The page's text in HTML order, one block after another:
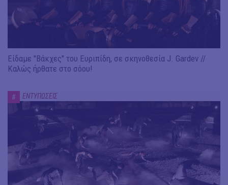
Είδαμε "Βάκχες" του Ευριπίδη, σε σκηνοθεσία J. Gardev //
Καλώς ήρθατε στο σόου!
# ΕΝΤΥΠΩΣΕΙΣ